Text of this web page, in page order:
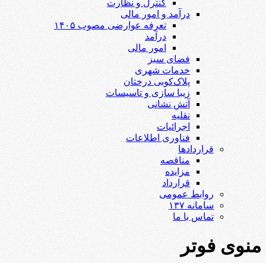
کنترل و نظارت
درآمد و امور مالی
تعرفه عوارضی مصوب ۱۴۰۵
درآمد
امور مالی
فضای سبز
خدمات شهری
پلاک‌کوبی درختان
زیبا سازی و تاسیسات
آتش نشانی
نقلیه
اجرائیات
فناوری اطلاعات
قراردادها
مناقصه
مزایده
قرارداد
روابط عمومی
سامانه ۱۳۷
تماس با ما
منوی فوتر